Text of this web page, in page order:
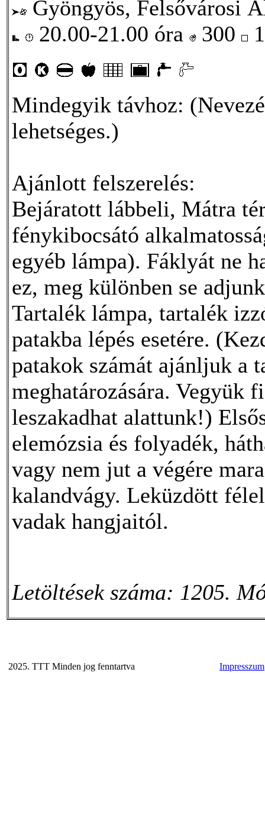
Gyöngyös, Felsővárosi
20.00-21.00 óra
300
Mindegyik távhoz:
lehetséges.)
Ajánlott felszerelés:
Bejáratott lábbeli, Mátra
fénykibocsátó
egyéb lámpa). Fáklyát ne
ez, meg különben se
Tartalék lámpa, tartalék
patakba lépés esetére.
patakok számát ajánljuk a
meghatározására. Vegyük
leszakadhat alattunk!)
elemózsia és folyadék,
vagy nem jut a végére
kalandvágy. Leküzdött
vadak hangjaitól.
Letöltések száma: 1205.
2025. TTT Minden jog fenntartva Impresszum